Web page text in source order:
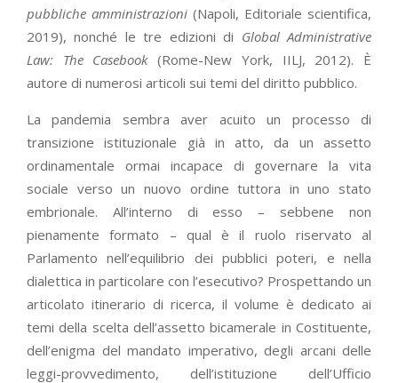
pubbliche amministrazioni (Napoli, Editoriale scientifica,
2019), nonché le tre edizioni di Global Administrative
Law: The Casebook(Rome-New York, IILJ, 2012). È
autore di numerosi articoli sui temi del diritto pubblico.
La pandemia sembra aver acuito un processo di
transizione istituzionale già in atto, da un assetto
ordinamentale ormai incapace di governare la vita
sociale verso un nuovo ordine tuttora in uno stato
embrionale. All’interno di esso – sebbene non
pienamente formato – qual è il ruolo riservato al
Parlamento nell’equilibrio dei pubblici poteri, e nella
dialettica in particolare con l’esecutivo? Prospettando un
articolato itinerario di ricerca, il volume è dedicato ai
temi della scelta dell’assetto bicamerale in Costituente,
dell’enigma del mandato imperativo, degli arcani delle
leggi-provvedimento, dell’istituzione dell’Ufficio